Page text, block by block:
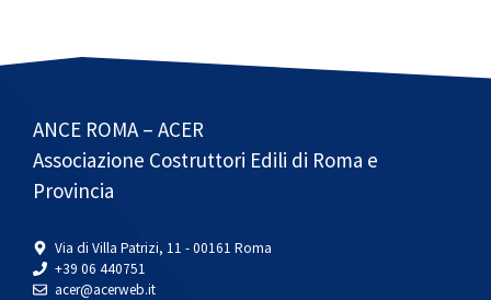
ANCE ROMA – ACER
Associazione Costruttori Edili di Roma e
Provincia
Via di Villa Patrizi, 11 - 00161 Roma
+39 06 440751
acer@acerweb.it